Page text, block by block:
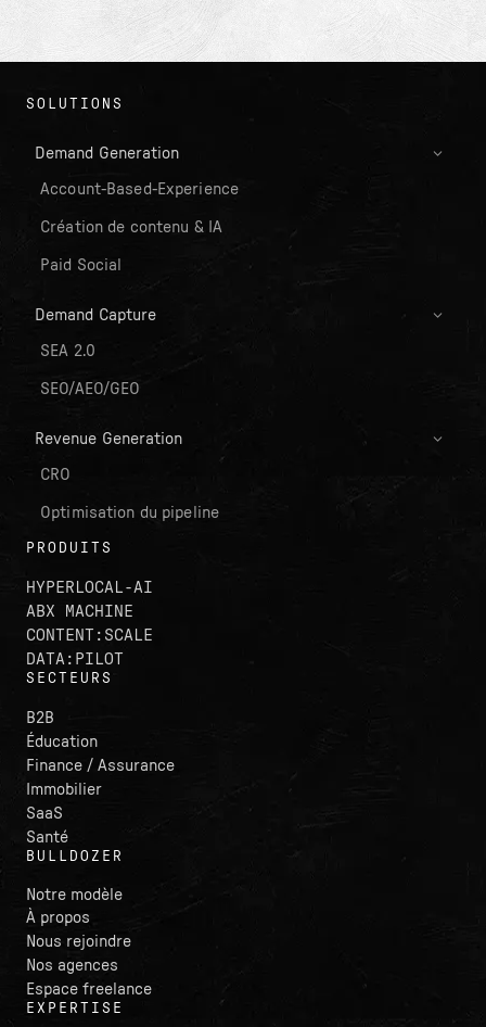
SOLUTIONS
Demand Generation
Account-Based-Experience
Création de contenu & IA
Paid Social
Demand Capture
SEA 2.0
SEO/AEO/GEO
Revenue Generation
CRO
Optimisation du pipeline
PRODUITS
HYPERLOCAL-AI
ABX MACHINE
CONTENT:SCALE
DATA:PILOT
SECTEURS
B2B
Éducation
Finance / Assurance
Immobilier
SaaS
Santé
BULLDOZER
Notre modèle
À propos
Nous rejoindre
Nos agences
Espace freelance
EXPERTISE